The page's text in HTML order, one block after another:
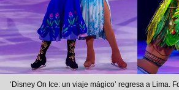
‘Disney On Ice: un viaje mágico’ regresa a Lima.